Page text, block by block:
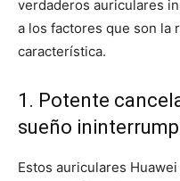
verdaderos auriculares
a los factores que son la
característica.
1. Potente
sueño
Estos auriculares